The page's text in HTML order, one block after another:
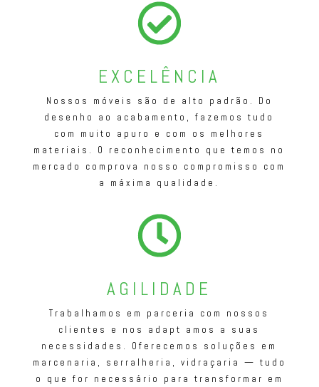
EXCELÊNCIA
Nossos móveis são de alto padrão. Do
desenho ao acabamento, fazemos tudo
com muito apuro e com os melhores
materiais. O reconhecimento que temos no
mercado comprova nosso compromisso com
a máxima qualidade.
AGILIDADE
Trabalhamos em parceria com nossos
clientes e nos adapt amos a suas
necessidades. Oferecemos soluções em
marcenaria, serralheria, vidraçaria — tudo
o que for necessário para transformar em